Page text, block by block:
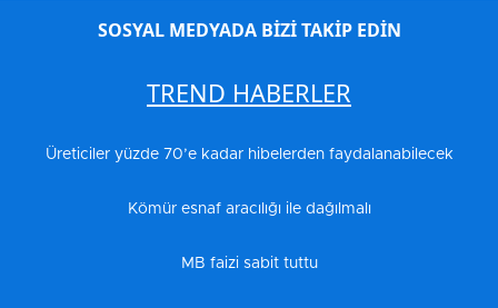
SOSYAL MEDYADA BİZİ TAKİP EDİN
TREND HABERLER
Üreticiler yüzde 70’e kadar hibelerden faydalanabilecek
Kömür esnaf aracılığı ile dağılmalı
MB faizi sabit tuttu